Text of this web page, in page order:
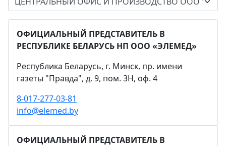
ОФИЦИАЛЬНЫЙ ПРЕДСТАВИТЕЛЬ В
РЕСПУБЛИКЕ БЕЛАРУСЬ НП ООО «ЭЛЕМЕД»
Республика Беларусь, г. Минск, пр. имени
газеты "Правда", д. 9, пом. 3Н, оф. 4
8-017-277-03-81
info@elemed.by
ОФИЦИАЛЬНЫЙ ПРЕДСТАВИТЕЛЬ В